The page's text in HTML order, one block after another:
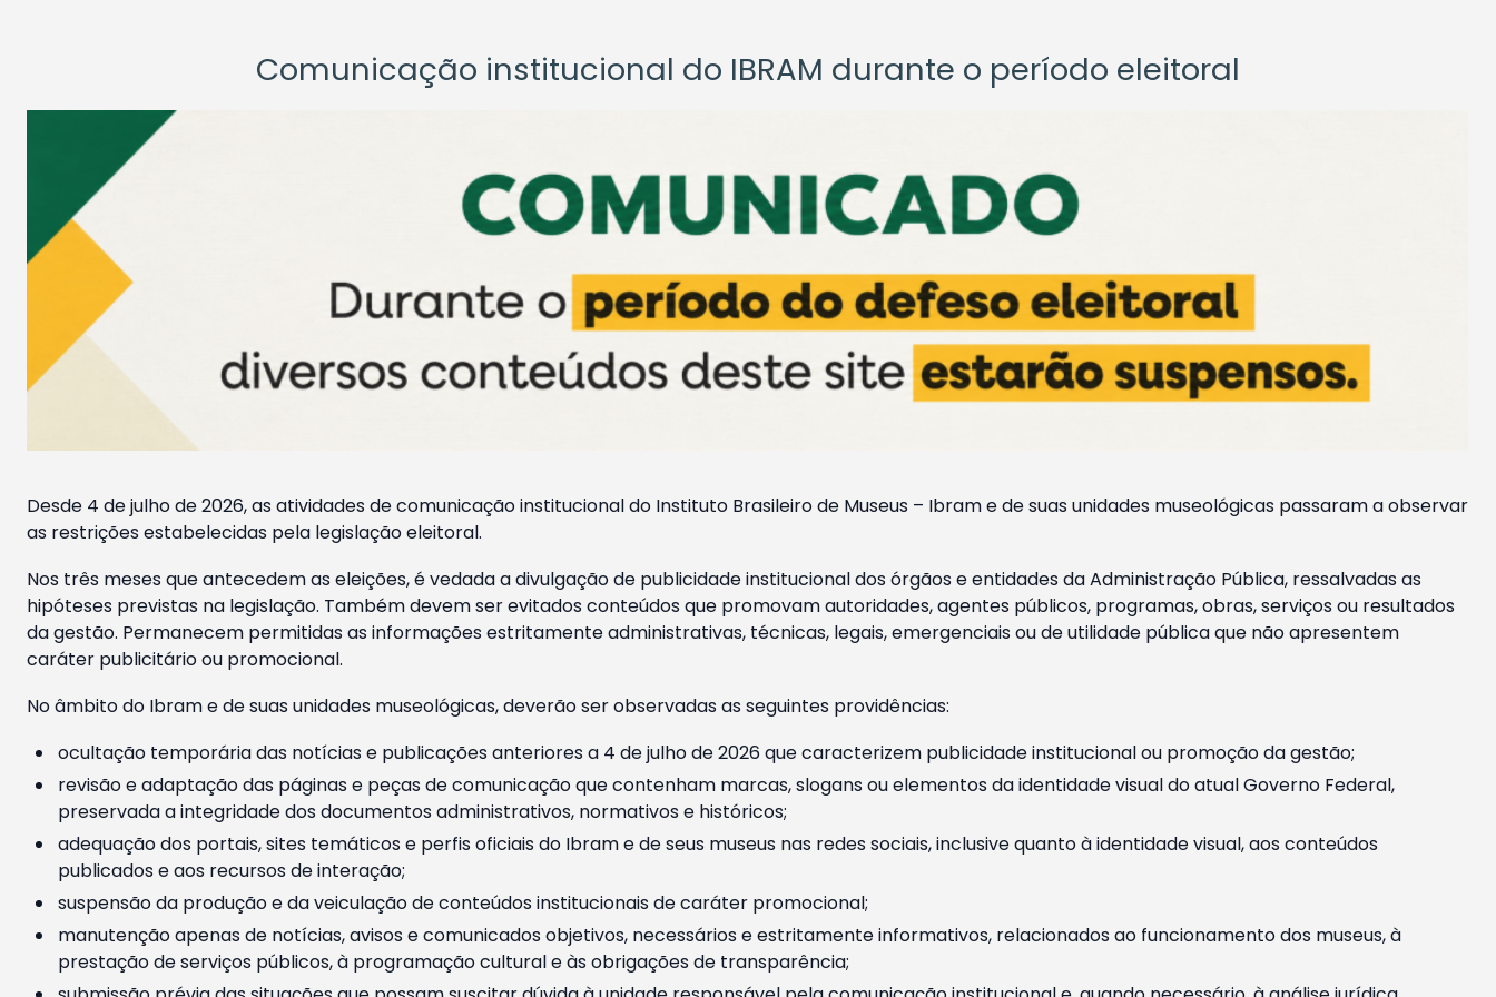
Comunicação institucional do IBRAM durante o período eleitoral
Desde 4 de julho de 2026, as atividades de comunicação institucional do Instituto Brasileiro de Museus – Ibram e de suas unidades museológicas passaram a observar
as restrições estabelecidas pela legislação eleitoral.
Nos três meses que antecedem as eleições, é vedada a divulgação de publicidade institucional dos órgãos e entidades da Administração Pública, ressalvadas as
hipóteses previstas na legislação. Também devem ser evitados conteúdos que promovam autoridades, agentes públicos, programas, obras, serviços ou resultados
da gestão. Permanecem permitidas as informações estritamente administrativas, técnicas, legais, emergenciais ou de utilidade pública que não apresentem
caráter publicitário ou promocional.
No âmbito do Ibram e de suas unidades museológicas, deverão ser observadas as seguintes providências:
ocultação temporária das notícias e publicações anteriores a 4 de julho de 2026 que caracterizem publicidade institucional ou promoção da gestão;
revisão e adaptação das páginas e peças de comunicação que contenham marcas, slogans ou elementos da identidade visual do atual Governo Federal,
preservada a integridade dos documentos administrativos, normativos e históricos;
adequação dos portais, sites temáticos e perfis oficiais do Ibram e de seus museus nas redes sociais, inclusive quanto à identidade visual, aos conteúdos
publicados e aos recursos de interação;
suspensão da produção e da veiculação de conteúdos institucionais de caráter promocional;
manutenção apenas de notícias, avisos e comunicados objetivos, necessários e estritamente informativos, relacionados ao funcionamento dos museus, à
prestação de serviços públicos, à programação cultural e às obrigações de transparência;